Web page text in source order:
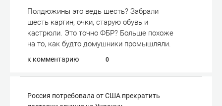
Полдюжины это ведь шесть? Забрали
шесть картин, очки, старую обувь и
кастрюли. Это точно ФБР? Больше похоже
на то, как будто домушники промышляли.
к комментарию 0
Россия потребовала от США прекратить